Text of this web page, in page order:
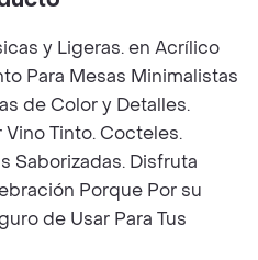
y Ligeras. en Acrílico
Para Mesas Minimalistas
de Color y Detalles.
Vino Tinto. Cocteles.
Saborizadas. Disfruta
Porque Por su
de Usar Para Tus